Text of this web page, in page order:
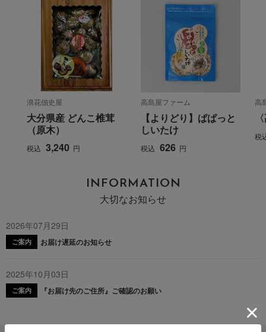
浪花佃史屋
大分県産 どんこ椎茸
（原木）
税込 3,240 円
高島屋ファーム
【よりどり】ぱぱっと
しいたけ
税込 626 円
高
税
INFORMATION
大切なお知らせ
2026年07月29日
ご案内 お届け遅延のお知らせ
2025年10月03日
ご案内 『お届け先のご住所』ご確認のお願い